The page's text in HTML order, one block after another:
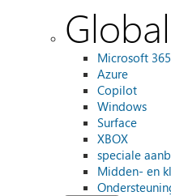
Global
Microsoft 365
Azure
Copilot
Windows
Surface
XBOX
speciale
Midden- en